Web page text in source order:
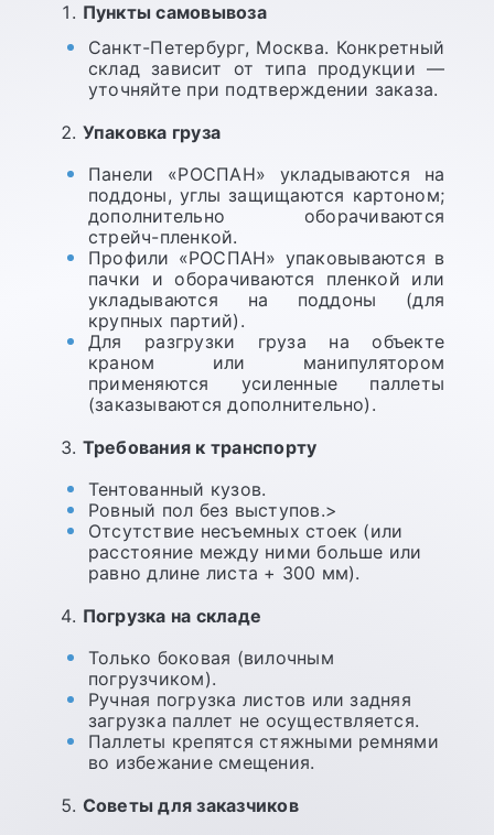
Пункты самовывоза
Санкт-Петербург, Москва. Конкретный
склад зависит от типа продукции —
уточняйте при подтверждении заказа.
Упаковка груза
Панели «РОСПАН» укладываются на
поддоны, углы защищаются картоном;
дополнительно оборачиваются
стрейч-пленкой.
Профили «РОСПАН» упаковываются в
пачки и оборачиваются пленкой или
укладываются на поддоны (для
крупных партий).
Для разгрузки груза на объекте
краном или манипулятором
применяются усиленные паллеты
(заказываются дополнительно).
Требования к транспорту
Тентованный кузов.
Ровный пол без выступов.>
Отсутствие несъемных стоек (или
расстояние между ними больше или
равно длине листа + 300 мм).
Погрузка на складе
Только боковая (вилочным
погрузчиком).
Ручная погрузка листов или задняя
загрузка паллет не осуществляется.
Паллеты крепятся стяжными ремнями
во избежание смещения.
Советы для заказчиков